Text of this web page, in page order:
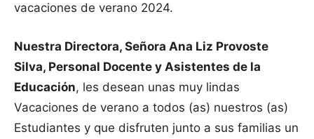
vacaciones de verano 2024.
Nuestra Directora, Señora Ana Liz Provoste
Silva, Personal Docente y Asistentes de la
Educación, les desean unas muy lindas
Vacaciones de verano a todos (as) nuestros (as)
Estudiantes y que disfruten junto a sus familias un